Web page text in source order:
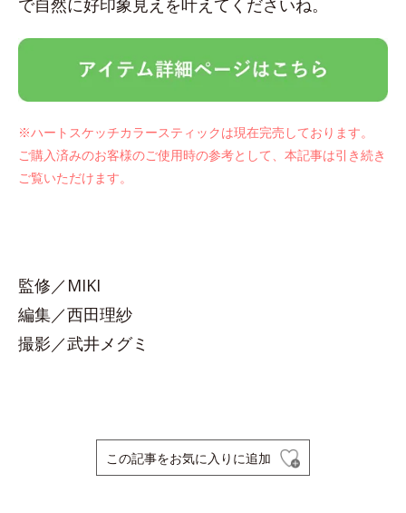
で自然に好印象見えを叶えてくださいね。
※ハートスケッチカラースティックは現在完売しております。
ご購入済みのお客様のご使用時の参考として、本記事は引き続き
ご覧いただけます。
監修／MIKI
編集／西田理紗
撮影／武井メグミ
この記事をお気に入りに追加